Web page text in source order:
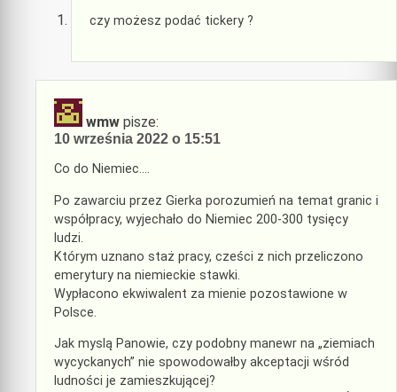
czy możesz podać tickery ?
wmw pisze:
10 września 2022 o 15:51
Co do Niemiec….
Po zawarciu przez Gierka porozumień na temat granic i
współpracy, wyjechało do Niemiec 200-300 tysięcy
ludzi.
Którym uznano staż pracy, cześci z nich przeliczono
emerytury na niemieckie stawki.
Wypłacono ekwiwalent za mienie pozostawione w
Polsce.
Jak myslą Panowie, czy podobny manewr na „ziemiach
wycyckanych” nie spowodowałby akceptacji wśród
ludności je zamieszkującej?